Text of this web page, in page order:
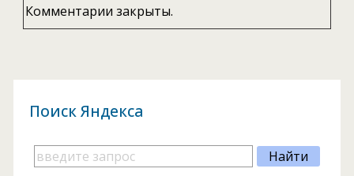
Комментарии закрыты.
Поиск Яндекса